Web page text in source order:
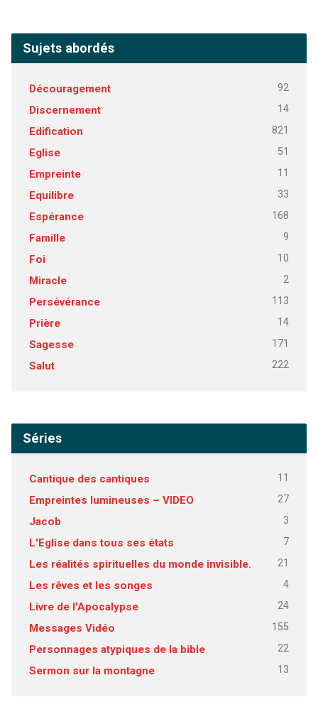
Sujets abordés
Découragement 92
Discernement 14
Edification 821
Eglise 51
Empreinte 11
Equilibre 33
Espérance 168
Famille 9
Foi 10
Miracle 2
Persévérance 113
Prière 14
Sagesse 171
Salut 222
Séries
Cantique des cantiques 11
Empreintes lumineuses – VIDEO 27
Jacob 3
L'Eglise dans tous ses états 7
Les réalités spirituelles du monde invisible. 21
Les rêves et les songes 4
Livre de l'Apocalypse 24
Messages Vidéo 155
Personnages atypiques de la bible 22
Sermon sur la montagne 13